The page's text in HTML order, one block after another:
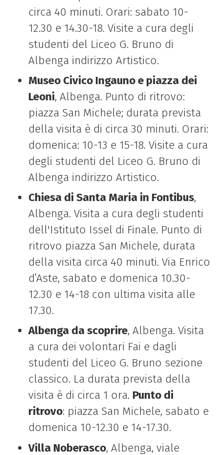
circa 40 minuti. Orari: sabato 10-
12.30 e 14.30-18. Visite a cura degli
studenti del Liceo G. Bruno di
Albenga indirizzo Artistico.
Museo Civico Ingauno e piazza dei
Leoni, Albenga. Punto di ritrovo:
piazza San Michele; durata prevista
della visita è di circa 30 minuti. Orari:
domenica: 10-13 e 15-18. Visite a cura
degli studenti del Liceo G. Bruno di
Albenga indirizzo Artistico.
Chiesa di Santa Maria in Fontibus,
Albenga. Visita a cura degli studenti
dell'Istituto Issel di Finale. Punto di
ritrovo piazza San Michele, durata
della visita circa 40 minuti. Via Enrico
d’Aste, sabato e domenica 10.30-
12.30 e 14-18 con ultima visita alle
17.30.
Albenga da scoprire, Albenga. Visita
a cura dei volontari Fai e dagli
studenti del Liceo G. Bruno sezione
classico. La durata prevista della
visita è di circa 1 ora. Punto di
ritrovo: piazza San Michele, sabato e
domenica 10-12.30 e 14-17.30.
Villa Noberasco, Albenga, viale